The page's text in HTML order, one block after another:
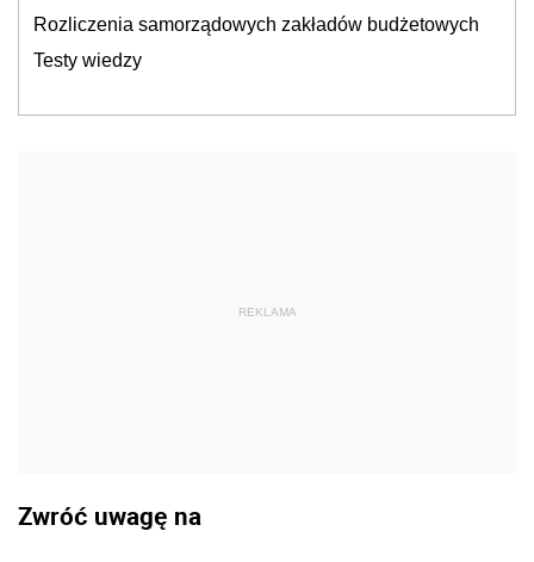
Rozliczenia samorządowych zakładów budżetowych
Testy wiedzy
REKLAMA
Zwróć uwagę na